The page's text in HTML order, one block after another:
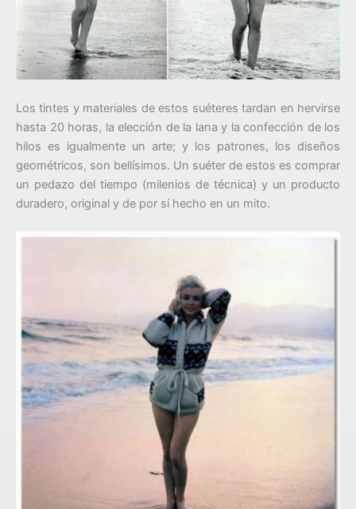
Los tintes y materiales de estos suéteres tardan en hervirse
hasta 20 horas, la elección de la lana y la confección de los
hilos es igualmente un arte; y los patrones, los diseños
geométricos, son bellísimos. Un suéter de estos es comprar
un pedazo del tiempo (milenios de técnica) y un producto
duradero, original y de por sí hecho en un mito.